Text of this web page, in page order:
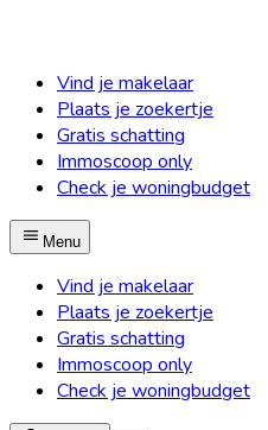
Vind je makelaar
Plaats je zoekertje
Gratis schatting
Immoscoop only
Check je woningbudget
Menu
Vind je makelaar
Plaats je zoekertje
Gratis schatting
Immoscoop only
Check je woningbudget